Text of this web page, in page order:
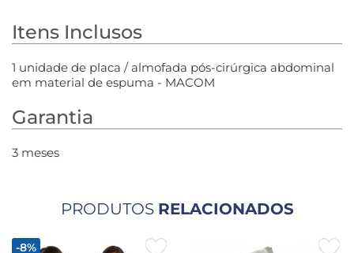
Itens Inclusos
1 unidade de placa / almofada pós-cirúrgica abdominal
em material de espuma - MACOM
Garantia
3 meses
PRODUTOS RELACIONADOS
-8%